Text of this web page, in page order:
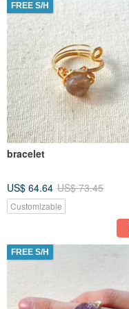
FREE S/H
bracelet
US$ 64.64 US$ 73.45
Customizable
FREE S/H